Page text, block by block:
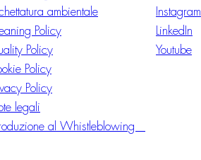
ambientale
Policy
Policy
Policy
Policy
legali
al Whistleblowing
Instagram
LinkedIn
Youtube